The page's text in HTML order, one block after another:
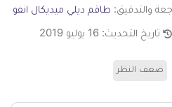
والتدقيق: طاقم ديلي ميديكال انفو
تاريخ التحديث: 16 يوليو 2019
ضعف النظر